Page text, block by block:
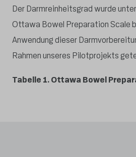
Der Darmreinheitsgrad wurde
Ottawa Bowel Preparation Scale
Anwendung dieser
Rahmen unseres Pilotprojekts
Tabelle 1. Ottawa Bowel